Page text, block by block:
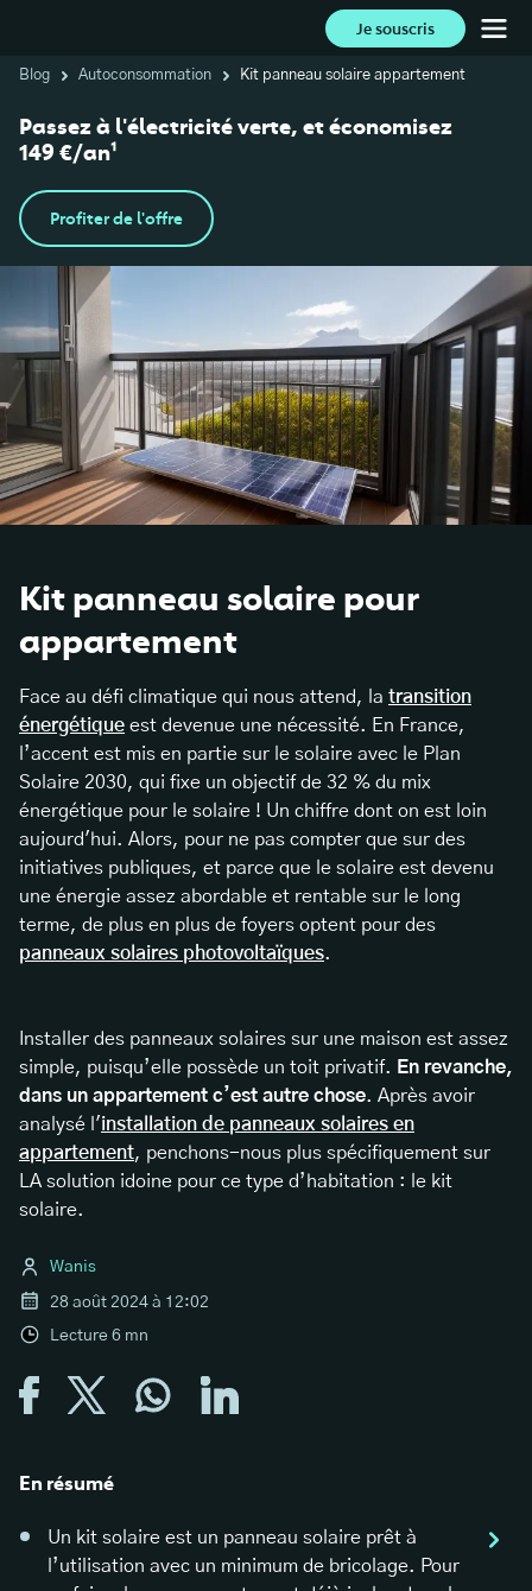
Je souscris
Blog Autoconsommation Kit panneau solaire appartement
Passez à l'électricité verte, et économisez
149 €/an¹
Profiter de l'offre
Kit panneau solaire pour
appartement
Face au défi climatique qui nous attend, la transition
énergétique est devenue une nécessité. En France,
l’accent est mis en partie sur le solaire avec le Plan
Solaire 2030, qui fixe un objectif de 32 % du mix
énergétique pour le solaire ! Un chiffre dont on est loin
aujourd'hui. Alors, pour ne pas compter que sur des
initiatives publiques, et parce que le solaire est devenu
une énergie assez abordable et rentable sur le long
terme, de plus en plus de foyers optent pour des
panneaux solaires photovoltaïques.
Installer des panneaux solaires sur une maison est assez
simple, puisqu’elle possède un toit privatif. En revanche,
dans un appartement c’est autre chose. Après avoir
analysé l'installation de panneaux solaires en
appartement, penchons-nous plus spécifiquement sur
LA solution idoine pour ce type d’habitation : le kit
solaire.
Wanis
28 août 2024 à 12:02
Lecture 6 mn
En résumé
Un kit solaire est un panneau solaire prêt à
l’utilisation avec un minimum de bricolage. Pour